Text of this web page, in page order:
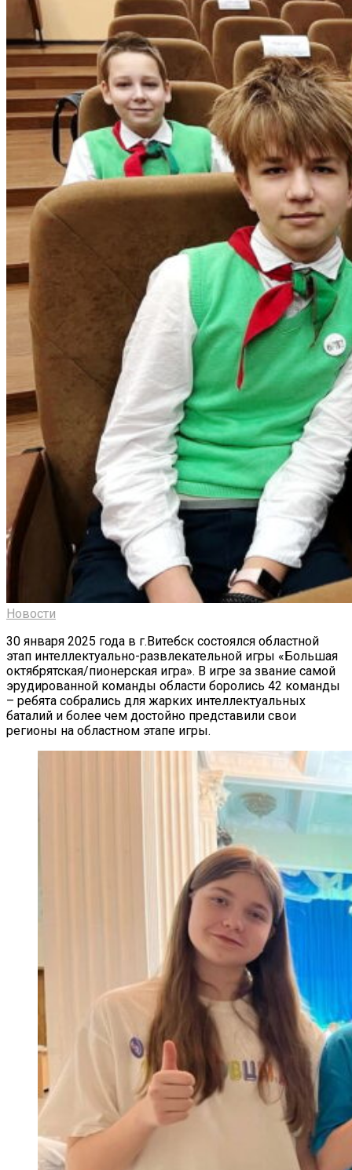
Новости
30 января 2025 года в г.Витебск состоялся областной
этап интеллектуально-развлекательной игры «Большая
октябрятская/пионерская игра». В игре за звание самой
эрудированной команды области боролись 42 команды
– ребята собрались для жарких интеллектуальных
баталий и более чем достойно представили свои
регионы на областном этапе игры.